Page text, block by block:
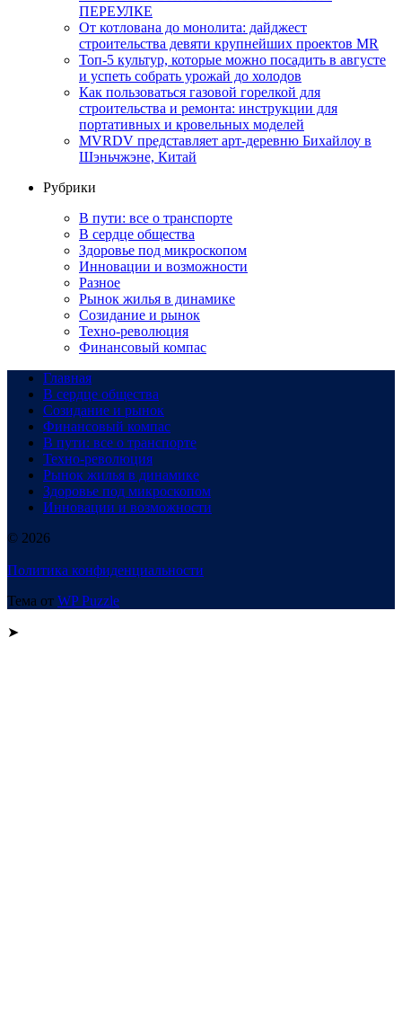
ПЕРЕУЛКЕ
От котлована до монолита: дайджест
строительства девяти крупнейших проектов MR
Топ-5 культур, которые можно посадить в августе
и успеть собрать урожай до холодов
Как пользоваться газовой горелкой для
строительства и ремонта: инструкции для
портативных и кровельных моделей
MVRDV представляет арт-деревню Бихайлоу в
Шэньчжэне, Китай
Рубрики
В пути: все о транспорте
В сердце общества
Здоровье под микроскопом
Инновации и возможности
Разное
Рынок жилья в динамике
Созидание и рынок
Техно-революция
Финансовый компас
Главная
В сердце общества
Созидание и рынок
Финансовый компас
В пути: все о транспорте
Техно-революция
Рынок жилья в динамике
Здоровье под микроскопом
Инновации и возможности
© 2026
Политика конфиденциальности
Тема от WP Puzzle
➤